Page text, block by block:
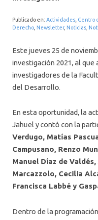
Publicado en: Actividades Centro
Derecho Newsletter, Noticias
Este jueves 25 de
investigación 2021, al
investigadores de la
del Desarrollo.
En esta oportunidad, la
Jahuel y contó con la
Verdugo, Matías
Campusano, Renzo
Manuel Díaz de
Marcazzolo, Cecilia
Francisca Labbé y
Dentro de la